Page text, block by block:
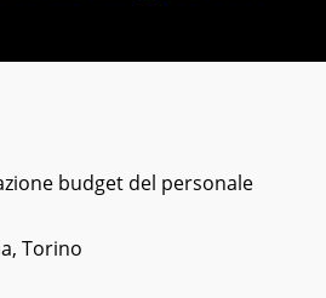
budget del personale
Torino